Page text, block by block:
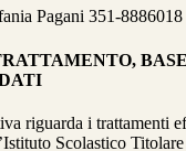
Pagani 351-8886018
riguarda i trattamenti
Scolastico